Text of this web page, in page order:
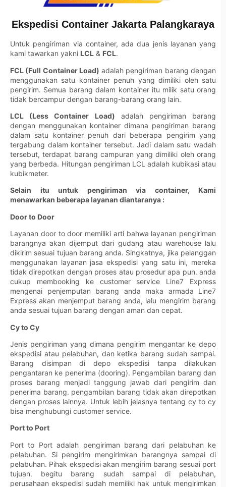
Ekspedisi Container Jakarta Palangkaraya
Untuk pengiriman via container, ada dua jenis layanan yang
kami tawarkan yakni LCL & FCL.
FCL (Full Container Load) adalah pengiriman barang dengan
menggunakan satu kontainer penuh yang dimiliki oleh satu
pengirim. Semua barang dalam kontainer itu milik satu orang
tidak bercampur dengan barang-barang orang lain.
LCL (Less Container Load) adalah pengiriman barang
dengan menggunakan kontainer dimana pengiriman barang
dalam satu kontainer penuh dari beberapa pengirim yang
tergabung dalam kontainer tersebut. Jadi dalam satu wadah
tersebut, terdapat barang campuran yang dimiliki oleh orang
yang berbeda. Hitungan pengiriman LCL adalah kubikasi atau
kubikmeter.
Selain itu untuk pengiriman via container, Kami
menawarkan beberapa layanan diantaranya :
Door to Door
Layanan door to door memiliki arti bahwa layanan pengiriman
barangnya akan dijemput dari gudang atau warehouse lalu
dikirim sesuai tujuan barang anda. Singkatnya, jika pelanggan
menggunakan layanan jasa ekspedisi yang satu ini, mereka
tidak direpotkan dengan proses atau prosedur apa pun. anda
cukup membooking ke customer service Line7 Express
mengenai penjemputan barang anda maka armada Line7
Express akan menjemput barang anda, lalu mengirim barang
anda sesuai tujuan barang dengan aman dan cepat.
Cy to Cy
Jenis pengiriman yang dimana pengirim mengantar ke depo
ekspedisi atau pelabuhan, dan ketika barang sudah sampai.
Barang disimpan di depo ekspedisi tanpa dilakukan
pengantaran ke penerima (dooring). Pengambilan barang dan
proses barang menjadi tanggung jawab dari pengirim dan
penerima barang. pengambilan barang tidak akan direpotkan
dengan proses lainnya. Untuk lebih jelasnya tentang cy to cy
bisa menghubungi customer service.
Port to Port
Port to Port adalah pengiriman barang dari pelabuhan ke
pelabuhan. Si pengirim mengirimkan barangnya sampai di
pelabuhan. Pihak ekspedisi akan mengirim barang sesuai port
tujuan. begitu barang sudah sampai di pelabuhan,
perusahaan ekspedisi sudah memiliki hak untuk mengirimkan